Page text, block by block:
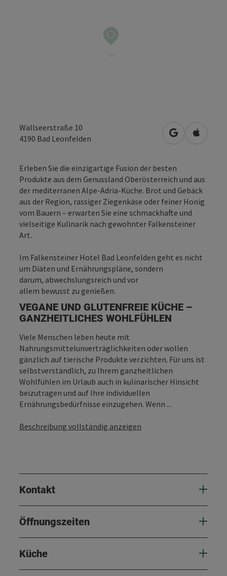
Wallseerstraße 10
4190 Bad Leonfelden in Google
in
Erleben Sie die einzigartige Fusion der besten
Produkte aus dem Genussland Oberösterreich und aus
der mediterranen Alpe-Adria-Küche. Brot und Gebäck
aus der Region, rassiger Ziegenkäse oder feiner Honig
vom Bauern – erwarten Sie eine schmackhafte und
vielseitige Kulinarik nach gewohnter Falkensteiner
Art.
Im Falkensteiner Hotel Bad Leonfelden geht es nicht
um Diäten und Ernährungspläne, sondern
darum, abwechslungsreich und vor
allem bewusst zu genießen.
VEGANE UND GLUTENFREIE KÜCHE –
GANZHEITLICHES WOHLFÜHLEN
Viele Menschen leben heute mit
Nahrungsmittelunverträglichkeiten oder wollen
gänzlich auf tierische Produkte verzichten. Für uns ist
selbstverständlich, zu Ihrem ganzheitlichen
Wohlfühlen im Urlaub auch in kulinarischer Hinsicht
beizutragen und auf Ihre individuellen
Ernährungsbedürfnisse einzugehen. Wenn ...
Beschreibung vollständig anzeigen
Kontakt
Öffnungszeiten
Küche